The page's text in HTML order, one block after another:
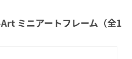
ミニアートフレーム（全1